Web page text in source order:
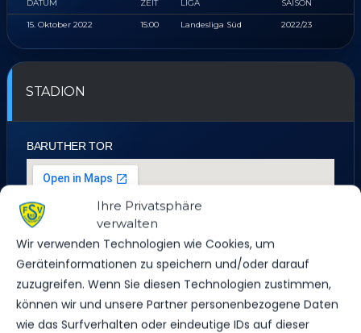
Ihre Privatsphäre
verwalten
Wir verwenden Technologien wie Cookies, um
Geräteinformationen zu speichern und/oder darauf
zuzugreifen. Wenn Sie diesen Technologien zustimmen,
können wir und unsere Partner personenbezogene Daten
wie das Surfverhalten oder eindeutige IDs auf dieser
DATUM ZEIT LIGA SAISON
15. Oktober 2022 15:00 Landesliga Süd 2022/23
STADION
BARUTHER TOR